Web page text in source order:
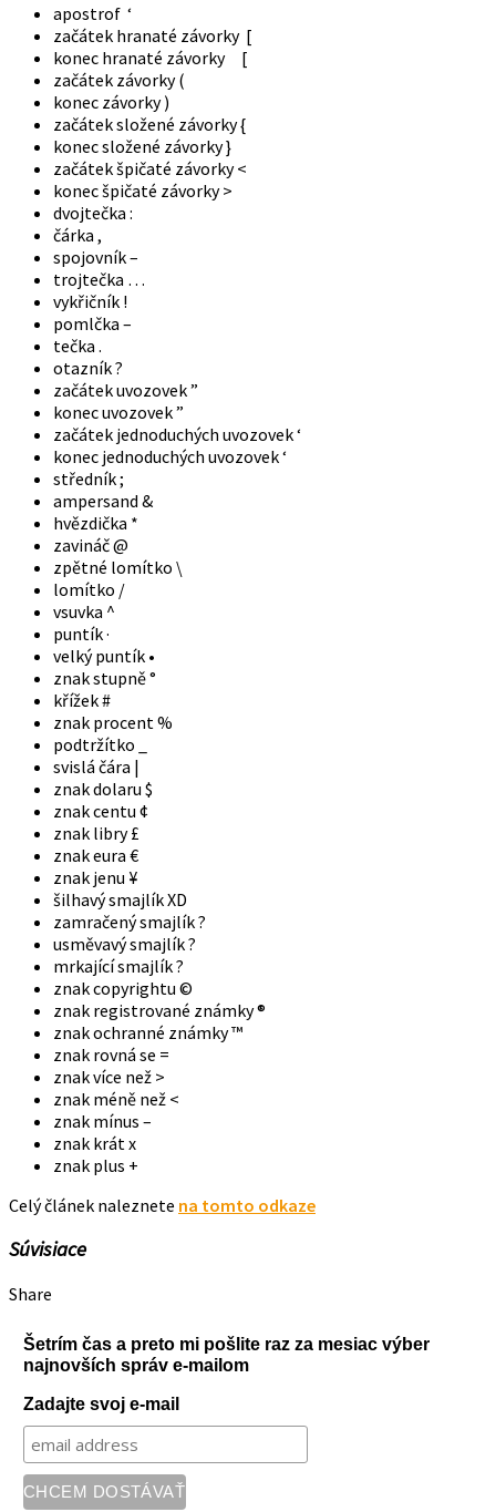
apostrof ‘
začátek hranaté závorky [
konec hranaté závorky [
začátek závorky (
konec závorky )
začátek složené závorky {
konec složené závorky }
začátek špičaté závorky <
konec špičaté závorky >
dvojtečka :
čárka ,
spojovník –
trojtečka …
vykřičník !
pomlčka –
tečka .
otazník ?
začátek uvozovek ”
konec uvozovek ”
začátek jednoduchých uvozovek ‘
konec jednoduchých uvozovek ‘
středník ;
ampersand &
hvězdička *
zavináč @
zpětné lomítko \
lomítko /
vsuvka ^
puntík ·
velký puntík •
znak stupně °
křížek #
znak procent %
podtržítko _
svislá čára |
znak dolaru $
znak centu ¢
znak libry £
znak eura €
znak jenu ¥
šilhavý smajlík XD
zamračený smajlík ?
usměvavý smajlík ?
mrkající smajlík ?
znak copyrightu ©
znak registrované známky ®
znak ochranné známky ™
znak rovná se =
znak více než >
znak méně než <
znak mínus –
znak krát x
znak plus +
Celý článek naleznete na tomto odkaze
Súvisiace
Share
Šetrím čas a preto mi pošlite raz za mesiac výber
najnovších správ e-mailom
Zadajte svoj e-mail